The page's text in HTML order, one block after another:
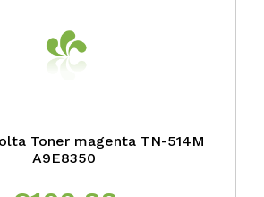
Toner magenta TN-514M
A9E8350